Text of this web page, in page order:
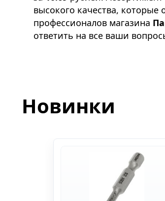
высокого качества,
профессионалов магазина
ответить на все ваши
Новинки